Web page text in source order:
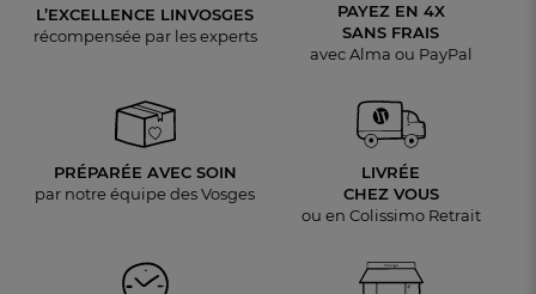
L’EXCELLENCE LINVOSGES
récompensée par les experts
PAYEZ EN 4X
SANS FRAIS
avec Alma ou PayPal
PRÉPARÉE AVEC SOIN
par notre équipe des Vosges
LIVRÉE
CHEZ VOUS
ou en Colissimo Retrait